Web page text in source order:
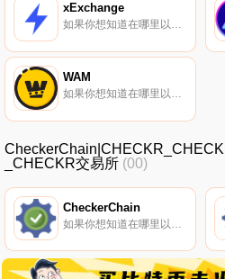
xExchange
如果你想知道在哪里以當前價格購買xExchange,目前交易{xExchange]股票的頂級加密貨幣交易所是Maiar exchange。您可以在我們的加密貨幣交易所頁面上找到其他列表。MEX是為xExchange提供動力的令牌.
WAM
如果你想知道在哪里以當前價格購買WAM,目前交易{WAM]股票的頂級加密貨幣交易所是Gate.io、LATOKEN、Bilaxy和Maiar Exchange。您可以在我們的加密貨幣交易所頁面上找到其他列表.
_CHECKR交易所 (00)
CheckerChain